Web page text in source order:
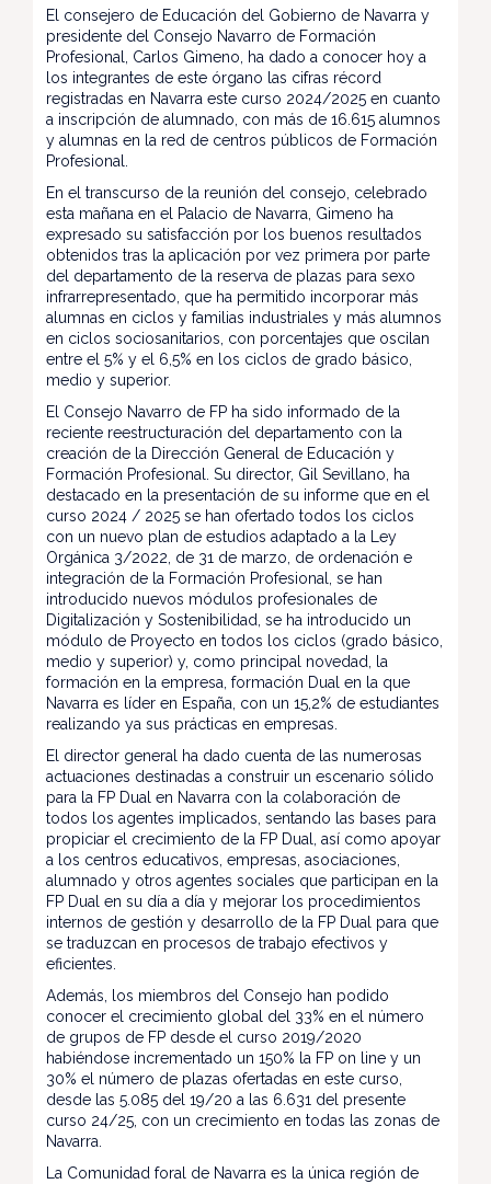
El consejero de Educación del Gobierno de Navarra y
presidente del Consejo Navarro de Formación
Profesional, Carlos Gimeno, ha dado a conocer hoy a
los integrantes de este órgano las cifras récord
registradas en Navarra este curso 2024/2025 en cuanto
a inscripción de alumnado, con más de 16.615 alumnos
y alumnas en la red de centros públicos de Formación
Profesional.
En el transcurso de la reunión del consejo, celebrado
esta mañana en el Palacio de Navarra, Gimeno ha
expresado su satisfacción por los buenos resultados
obtenidos tras la aplicación por vez primera por parte
del departamento de la reserva de plazas para sexo
infrarrepresentado, que ha permitido incorporar más
alumnas en ciclos y familias industriales y más alumnos
en ciclos sociosanitarios, con porcentajes que oscilan
entre el 5% y el 6,5% en los ciclos de grado básico,
medio y superior.
El Consejo Navarro de FP ha sido informado de la
reciente reestructuración del departamento con la
creación de la Dirección General de Educación y
Formación Profesional. Su director, Gil Sevillano, ha
destacado en la presentación de su informe que en el
curso 2024 / 2025 se han ofertado todos los ciclos
con un nuevo plan de estudios adaptado a la Ley
Orgánica 3/2022, de 31 de marzo, de ordenación e
integración de la Formación Profesional, se han
introducido nuevos módulos profesionales de
Digitalización y Sostenibilidad, se ha introducido un
módulo de Proyecto en todos los ciclos (grado básico,
medio y superior) y, como principal novedad, la
formación en la empresa, formación Dual en la que
Navarra es líder en España, con un 15,2% de estudiantes
realizando ya sus prácticas en empresas.
El director general ha dado cuenta de las numerosas
actuaciones destinadas a construir un escenario sólido
para la FP Dual en Navarra con la colaboración de
todos los agentes implicados, sentando las bases para
propiciar el crecimiento de la FP Dual, así como apoyar
a los centros educativos, empresas, asociaciones,
alumnado y otros agentes sociales que participan en la
FP Dual en su día a día y mejorar los procedimientos
internos de gestión y desarrollo de la FP Dual para que
se traduzcan en procesos de trabajo efectivos y
eficientes.
Además, los miembros del Consejo han podido
conocer el crecimiento global del 33% en el número
de grupos de FP desde el curso 2019/2020
habiéndose incrementado un 150% la FP on line y un
30% el número de plazas ofertadas en este curso,
desde las 5.085 del 19/20 a las 6.631 del presente
curso 24/25, con un crecimiento en todas las zonas de
Navarra.
La Comunidad foral de Navarra es la única región de